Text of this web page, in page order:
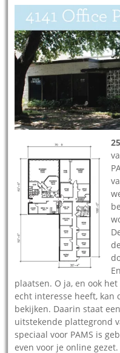
plaatsen. O ja, en ook
echt interesse heeft, kan
bekijken. Daarin staat
uitstekende plattegrond
speciaal voor PAMS is
even voor je online